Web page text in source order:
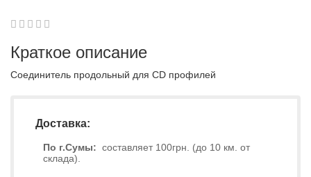
12345
Краткое описание
Соединитель продольный для CD профилей
Доставка:
По г.Сумы: составляет 100грн. (до 10 км. от
склада).